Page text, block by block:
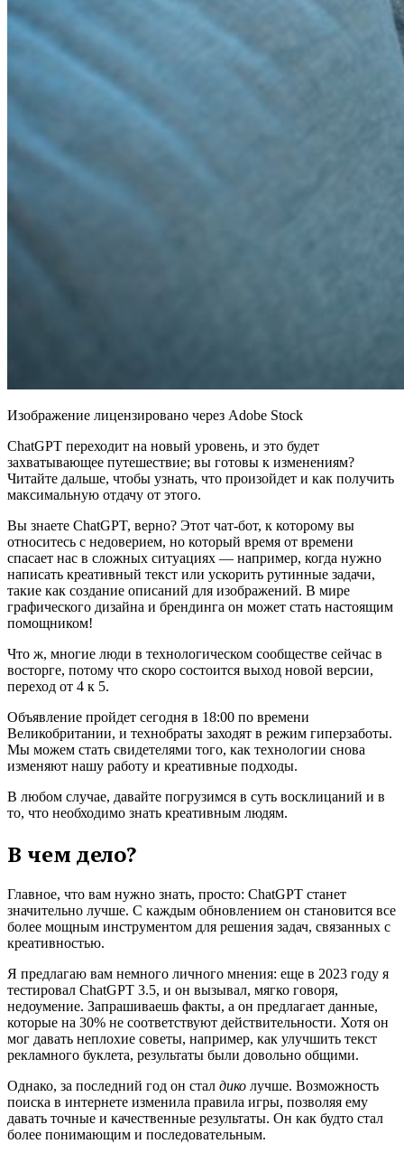
Изображение лицензировано через Adobe Stock
ChatGPT переходит на новый уровень, и это будет
захватывающее путешествие; вы готовы к изменениям?
Читайте дальше, чтобы узнать, что произойдет и как получить
максимальную отдачу от этого.
Вы знаете ChatGPT, верно? Этот чат-бот, к которому вы
относитесь с недоверием, но который время от времени
спасает нас в сложных ситуациях — например, когда нужно
написать креативный текст или ускорить рутинные задачи,
такие как создание описаний для изображений. В мире
графического дизайна и брендинга он может стать настоящим
помощником!
Что ж, многие люди в технологическом сообществе сейчас в
восторге, потому что скоро состоится выход новой версии,
переход от 4 к 5.
Объявление пройдет сегодня в 18:00 по времени
Великобритании, и технобраты заходят в режим гиперзаботы.
Мы можем стать свидетелями того, как технологии снова
изменяют нашу работу и креативные подходы.
В любом случае, давайте погрузимся в суть восклицаний и в
то, что необходимо знать креативным людям.
В чем дело?
Главное, что вам нужно знать, просто: ChatGPT станет
значительно лучше. С каждым обновлением он становится все
более мощным инструментом для решения задач, связанных с
креативностью.
Я предлагаю вам немного личного мнения: еще в 2023 году я
тестировал ChatGPT 3.5, и он вызывал, мягко говоря,
недоумение. Запрашиваешь факты, а он предлагает данные,
которые на 30% не соответствуют действительности. Хотя он
мог давать неплохие советы, например, как улучшить текст
рекламного буклета, результаты были довольно общими.
Однако, за последний год он стал дико лучше. Возможность
поиска в интернете изменила правила игры, позволяя ему
давать точные и качественные результаты. Он как будто стал
более понимающим и последовательным.